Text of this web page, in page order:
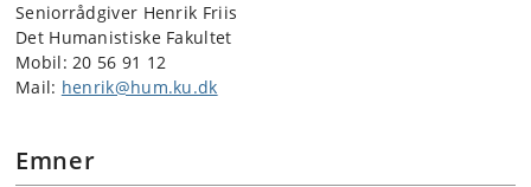
Seniorrådgiver Henrik Friis
Det Humanistiske Fakultet
Mobil: 20 56 91 12
Mail: henrik@hum.ku.dk
Emner